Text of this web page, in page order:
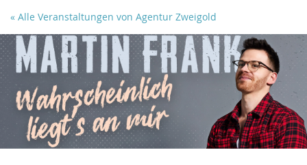
Zum
Inhalt
springen
« Alle Veranstaltungen von Agentur Zweigold